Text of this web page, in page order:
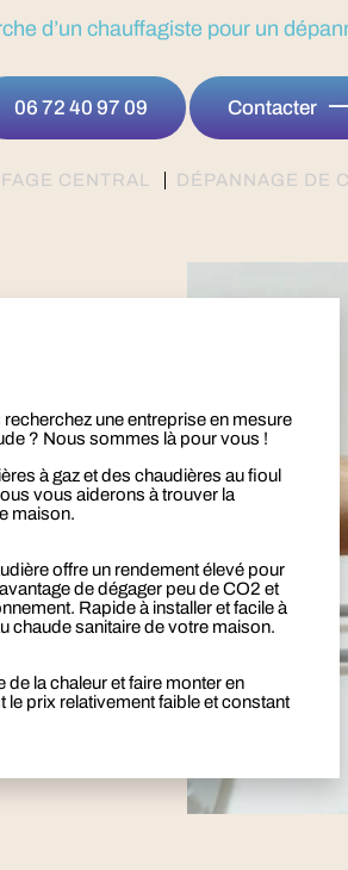
d’un chauffagiste pour un
06 72 40 97 09 Contacter
CENTRAL DÉPANNAGE DE
une entreprise en mesure
? Nous sommes là pour vous !
à gaz et des chaudières au fioul
vous aiderons à trouver la
maison.
offre un rendement élevé pour
de dégager peu de CO2 et
Rapide à installer et facile à
chaude sanitaire de votre maison.
la chaleur et faire monter en
le prix relativement faible et constant